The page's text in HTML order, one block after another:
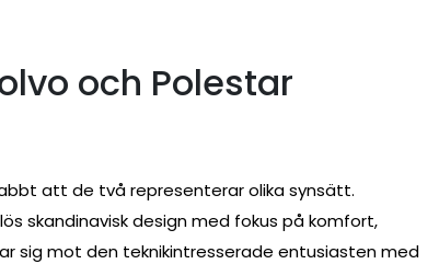
och Polestar
att de två representerar olika synsätt.
skandinavisk design med fokus på komfort,
sig mot den teknikintresserade entusiasten med